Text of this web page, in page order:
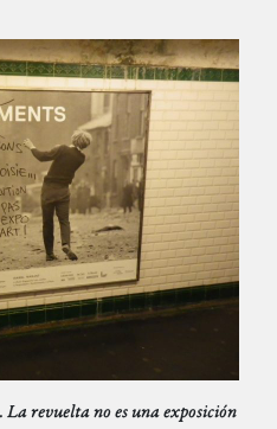
revuelta no es una exposición